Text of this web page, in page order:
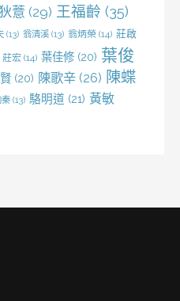
薏 (29) 王福齡 (35)
(13) 翁清溪 (13) 翁炳榮 (14) 莊啟
莊宏 (14) 葉佳修 (20) 葉俊
(20) 陳歌辛 (26) 陳蝶
秦 (13) 駱明道 (21) 黃敏